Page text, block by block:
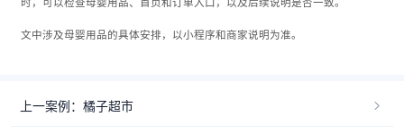
时，可以检查母婴用品、首页和订单入口，以及后续说明是否一致。
文中涉及母婴用品的具体安排，以小程序和商家说明为准。
上一案例：橘子超市